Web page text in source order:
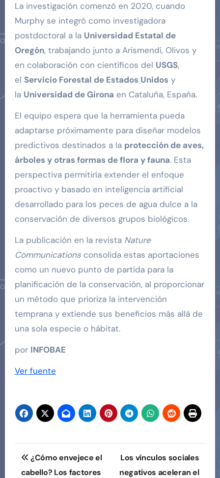
La investigación comenzó en 2020, cuando
Murphy se integró como investigadora
postdoctoral a la Universidad Estatal de
Oregón, trabajando junto a Arismendi, Olivos y
en colaboración con científicos del USGS,
el Servicio Forestal de Estados Unidosy
la Universidad de Girona en Cataluña, España.
El equipo espera que la herramienta pueda
adaptarse próximamente para diseñar modelos
predictivos destinados a la protección de aves,
árboles y otras formas de flora y fauna. Esta
perspectiva permitiría extender el enfoque
proactivo y basado en inteligencia artificial
desarrollado para los peces de agua dulce a la
conservación de diversos grupos biológicos.
La publicación en la revista Nature
Communicationsconsolida estas aportaciones
como un nuevo punto de partida para la
planificación de la conservación, al proporcionar
un método que prioriza la intervención
temprana y extiende sus beneficios más allá de
una sola especie o hábitat.
por INFOBAE
Ver fuente
Navegación
de
¿Cómo envejece el
cabello? Los factores
Los vínculos sociales
negativos aceleran el